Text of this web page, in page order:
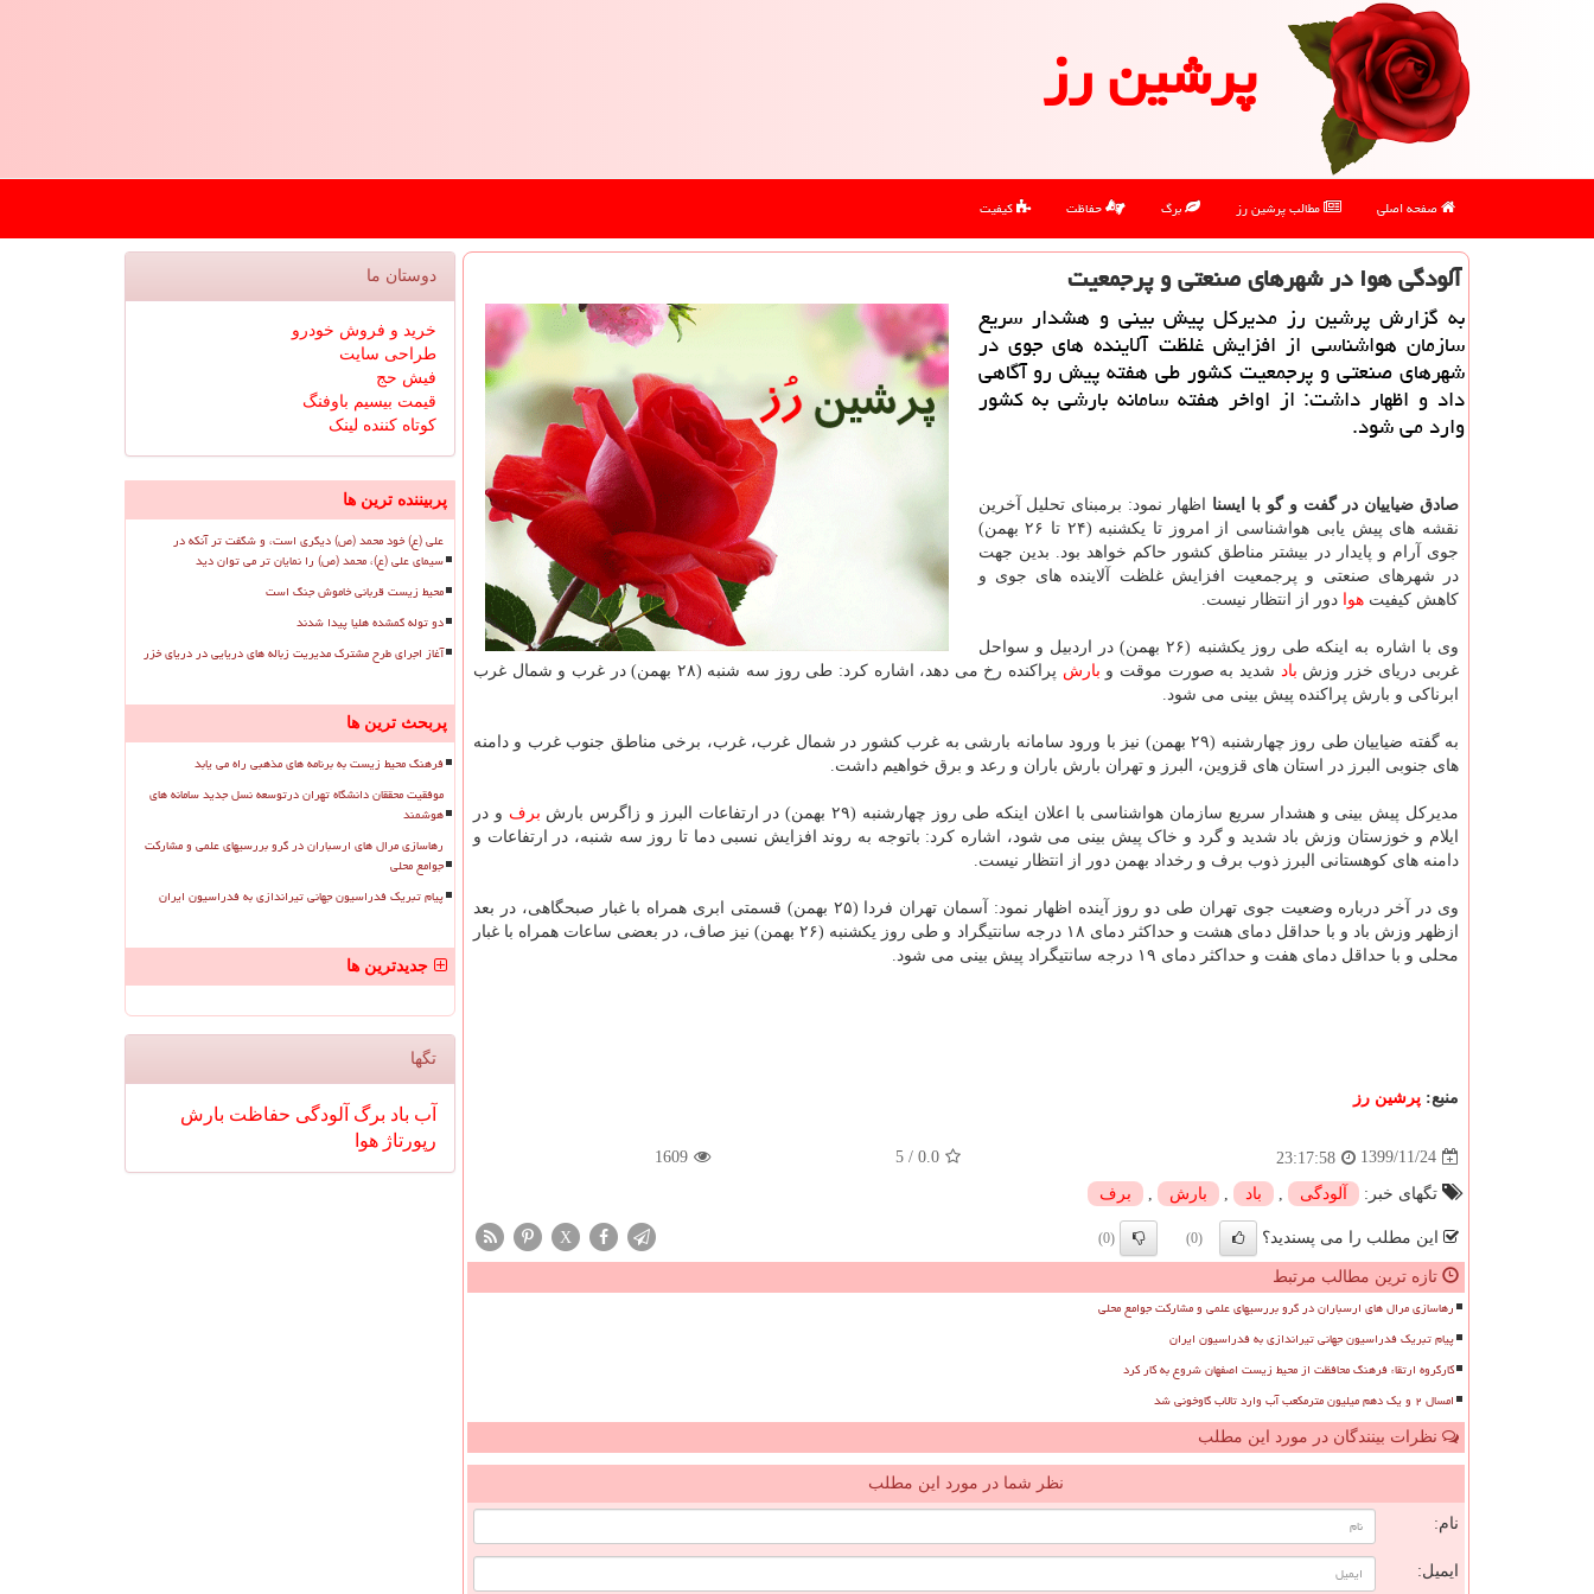
پرشین رز
صفحه اصلی مطالب پرشین رز برگ حفاظت کیفیت
آلودگی هوا در شهرهای صنعتی و پرجمعیت
به گزارش پرشین رز مدیرکل پیش بینی و هشدار سریع
سازمان هواشناسی از افزایش غلظت آلاینده های جوی در
شهرهای صنعتی و پرجمعیت کشور طی هفته پیش رو آگاهی
داد و اظهار داشت: از اواخر هفته سامانه بارشی به کشور
وارد می شود.
صادق ضیاییان در گفت و گو با ایسنا اظهار نمود: برمبنای تحلیل آخرین
نقشه های پیش یابی هواشناسی از امروز تا یکشنبه (۲۴ تا ۲۶ بهمن)
جوی آرام و پایدار در بیشتر مناطق کشور حاکم خواهد بود. بدین جهت
در شهرهای صنعتی و پرجمعیت افزایش غلظت آلاینده های جوی و
کاهش کیفیت هوا دور از انتظار نیست.
وی با اشاره به اینکه طی روز یکشنبه (۲۶ بهمن) در اردبیل و سواحل
غربی دریای خزر وزش باد شدید به صورت موقت و بارش
پراکنده رخ می دهد، اشاره کرد: طی روز سه شنبه (۲۸ بهمن) در غرب و شمال غرب
ابرناکی و بارش پراکنده پیش بینی می شود.
به گفته ضیاییان طی روز چهارشنبه (۲۹ بهمن) نیز با ورود سامانه بارشی به غرب کشور در شمال غرب، غرب، برخی مناطق جنوب غرب و دامنه
های جنوبی البرز در استان های قزوین، البرز و تهران بارش باران و رعد و برق خواهیم داشت.
مدیرکل پیش بینی و هشدار سریع سازمان هواشناسی با اعلان اینکه طی روز چهارشنبه (۲۹ بهمن) در ارتفاعات البرز و زاگرس بارش برف و در
ایلام و خوزستان وزش باد شدید و گرد و خاک پیش بینی می شود، اشاره کرد: باتوجه به روند افزایش نسبی دما تا روز سه شنبه، در ارتفاعات و
دامنه های کوهستانی البرز ذوب برف و رخداد بهمن دور از انتظار نیست.
وی در آخر درباره وضعیت جوی تهران طی دو روز آینده اظهار نمود: آسمان تهران فردا (۲۵ بهمن) قسمتی ابری همراه با غبار صبحگاهی، در بعد
ازظهر وزش باد و با حداقل دمای هشت و حداکثر دمای ۱۸ درجه سانتیگراد و طی روز یکشنبه (۲۶ بهمن) نیز صاف، در بعضی ساعات همراه با غبار
محلی و با حداقل دمای هفت و حداکثر دمای ۱۹ درجه سانتیگراد پیش بینی می شود.
منبع: پرشین رز
1399/11/24
23:17:58
0.0
/
5
1609
تگهای خبر: آلودگی باد بارش برف
این مطلب را می پسندید؟ (0)
(0)
X
تازه ترین مطالب مرتبط
رهاسازی مرال های ارسباران در گرو بررسیهای علمی و مشارکت جوامع محلی
پیام تبریک فدراسیون جهانی تیراندازی به فدراسیون ایران
کارگروه ارتقاء فرهنگ محافظت از محیط زیست اصفهان شروع به کار کرد
امسال ۲ و یک دهم میلیون مترمکعب آب وارد تالاب گاوخونی شد
نظرات بینندگان در مورد این مطلب
نظر شما در مورد این مطلب
نام:
ایمیل:
دوستان ما
خرید و فروش خودرو
طراحی سایت
فیش حج
قیمت بیسیم باوفنگ
کوتاه کننده لینک
پربیننده ترین ها
علی (ع) خود محمد (ص) دیگری است، و شگفت تر آنکه در
سیمای علی (ع)، محمد (ص) را نمایان تر می توان دید
محیط زیست قربانی خاموش جنگ است
دو توله گمشده هلیا پیدا شدند
آغاز اجرای طرح مشترک مدیریت زباله های دریایی در دریای خزر
پربحث ترین ها
فرهنگ محیط زیست به برنامه های مذهبی راه می یابد
موفقیت محققان دانشگاه تهران درتوسعه نسل جدید سامانه های
هوشمند
رهاسازی مرال های ارسباران در گرو بررسیهای علمی و مشارکت
جوامع محلی
پیام تبریک فدراسیون جهانی تیراندازی به فدراسیون ایران
جدیدترین ها
تگها
آب باد برگ آلودگی حفاظت بارش
رپورتاژ هوا